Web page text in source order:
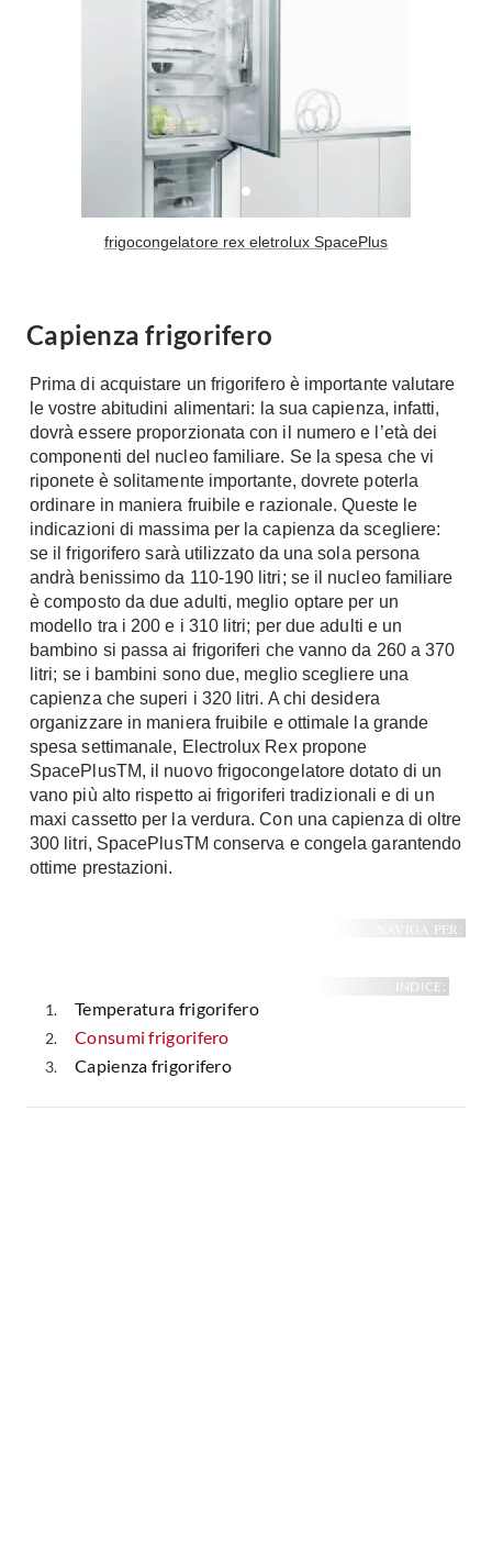
Giardino
Arredo giardino
Tende da sole
Gazebo
Casa fai da te
Bricolage
frigocongelatore rex eletrolux SpacePlus
Capienza frigorifero
Prima di acquistare un frigorifero è importante valutare
le vostre abitudini alimentari: la sua capienza, infatti,
dovrà essere proporzionata con il numero e l’età dei
componenti del nucleo familiare. Se la spesa che vi
riponete è solitamente importante, dovrete poterla
ordinare in maniera fruibile e razionale. Queste le
indicazioni di massima per la capienza da scegliere:
se il frigorifero sarà utilizzato da una sola persona
andrà benissimo da 110-190 litri; se il nucleo familiare
è composto da due adulti, meglio optare per un
modello tra i 200 e i 310 litri; per due adulti e un
bambino si passa ai frigoriferi che vanno da 260 a 370
litri; se i bambini sono due, meglio scegliere una
capienza che superi i 320 litri. A chi desidera
organizzare in maniera fruibile e ottimale la grande
spesa settimanale, Electrolux Rex propone
SpacePlusTM, il nuovo frigocongelatore dotato di un
vano più alto rispetto ai frigoriferi tradizionali e di un
maxi cassetto per la verdura. Con una capienza di oltre
300 litri, SpacePlusTM conserva e congela garantendo
ottime prestazioni.
NAVIGA PER:
INDICE:
Temperatura frigorifero
Consumi frigorifero
Capienza frigorifero